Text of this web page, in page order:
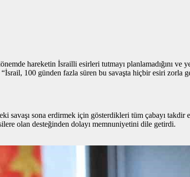
hareketin İsrailli esirleri tutmayı planlamadığını ve
100 günden fazla süren bu savaşta hiçbir esiri zorla
savaşı sona erdirmek için gösterdikleri tüm çabayı
olan desteğinden dolayı memnuniyetini dile getirdi.